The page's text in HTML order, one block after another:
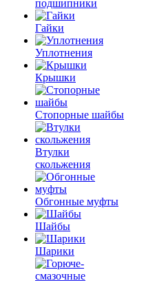
подшипники
Гайки
Уплотнения
Крышки
Стопорные шайбы
Втулки
скольжения
Обгонные муфты
Шайбы
Шарики